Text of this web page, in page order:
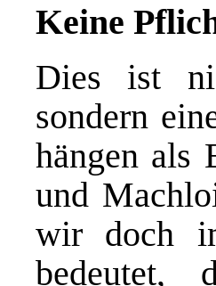
Keine
Dies ist
sondern
hängen als
und
wir doch
bedeutet,